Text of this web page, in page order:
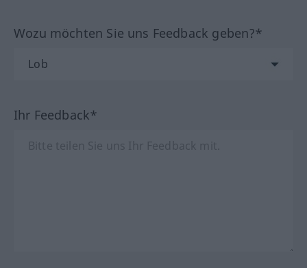
Wozu möchten Sie uns Feedback geben?*
Ihr Feedback*